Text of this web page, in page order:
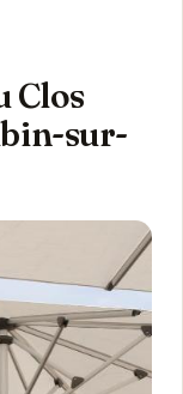
Clos
sur-